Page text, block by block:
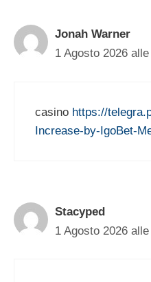
Jonah Warner
1 Agosto 2026
casino https://
Increase-by-IgoBet-
Stacyped
1 Agosto 2026